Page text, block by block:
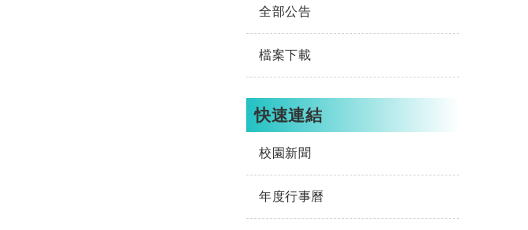
全部公告
檔案下載
快速連結
校園新聞
年度行事曆